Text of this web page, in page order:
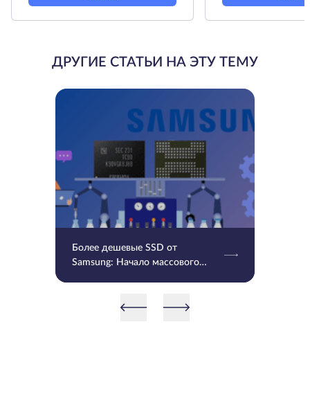
ДРУГИЕ СТАТЬИ НА ЭТУ ТЕМУ
Более дешевые SSD от
Samsung: Начало массового